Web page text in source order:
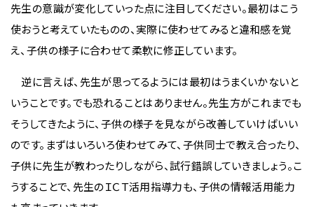
先生の意識が変化していった点に注目してください。最初はこう
使おうと考えていたものの、実際に使わせてみると違和感を覚
え、子供の様子に合わせて柔軟に修正しています。
逆に言えば、先生が思ってるようには最初はうまくいかないと
いうことです。でも恐れることはありません。先生方がこれまでも
そうしてきたように、子供の様子を見ながら改善していけばいい
のです。まずはいろいろ使わせてみて、子供同士で教え合ったり、
子供に先生が教わったりしながら、試行錯誤していきましょう。こ
うすることで、先生のＩＣＴ活用指導力も、子供の情報活用能力